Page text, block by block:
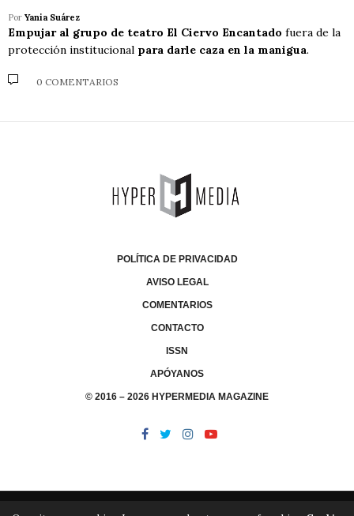
Por Yania Suárez
Empujar al grupo de teatro El Ciervo Encantado fuera de la
protección institucional para darle caza en la manigua.
0 COMENTARIOS
POLÍTICA DE PRIVACIDAD
AVISO LEGAL
COMENTARIOS
CONTACTO
ISSN
APÓYANOS
© 2016 – 2026 HYPERMEDIA MAGAZINE